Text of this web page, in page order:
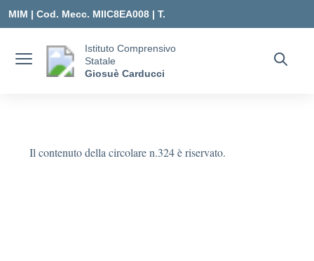
MIM | Cod. Mecc. MIIC8EA008 | T.
MIIC8EA008@ISTRUZIONE.IT
Istituto Comprensivo
Statale
Giosuè Carducci
Il contenuto della circolare n.324 è riservato.